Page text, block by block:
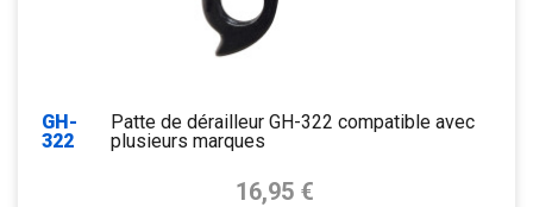
GH-
322
Patte de dérailleur GH-322 compatible avec
plusieurs marques
Prix de base
16,95 €